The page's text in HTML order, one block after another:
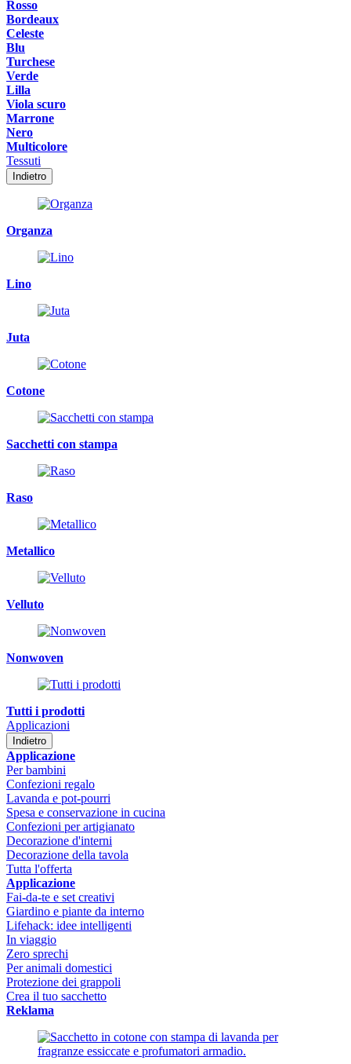
Rosso
Bordeaux
Celeste
Blu
Turchese
Verde
Lilla
Viola scuro
Marrone
Nero
Multicolore
Tessuti
Indietro
Organza
Lino
Juta
Cotone
Sacchetti con stampa
Raso
Metallico
Velluto
Nonwoven
Tutti i prodotti
Applicazioni
Indietro
Applicazione
Per bambini
Confezioni regalo
Lavanda e pot-pourri
Spesa e conservazione in cucina
Confezioni per artigianato
Decorazione d'interni
Decorazione della tavola
Tutta l'offerta
Applicazione
Fai-da-te e set creativi
Giardino e piante da interno
Lifehack: idee intelligenti
In viaggio
Zero sprechi
Per animali domestici
Protezione dei grappoli
Crea il tuo sacchetto
Reklama